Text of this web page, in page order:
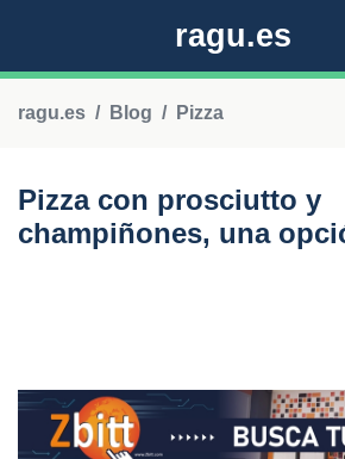
ragu.es
ragu.es Blog Pizza
Pizza con prosciutto y
champiñones, una